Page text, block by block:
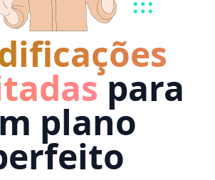
para
plano